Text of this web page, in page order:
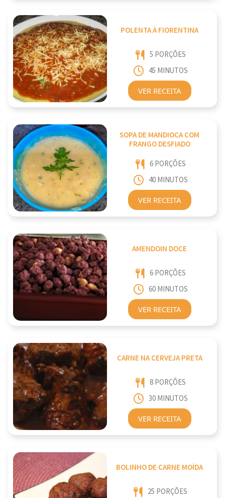
POLENTA À FIORENTINA
5 PORÇÕES
45 MINUTOS
VER RECEITA
SOPA DE MANDIOCA COM
FRANGO DESFIADO
6 PORÇÕES
40 MINUTOS
VER RECEITA
AMENDOIN DOCE
6 PORÇÕES
60 MINUTOS
VER RECEITA
CARNE NA CERVEJA PRETA
8 PORÇÕES
30 MINUTOS
VER RECEITA
BOLINHO DE CARNE MOÍDA
25 PORÇÕES